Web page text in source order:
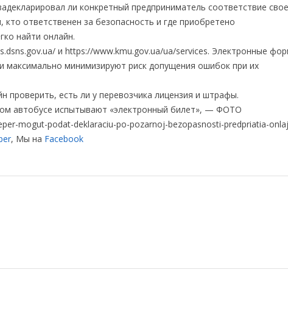
ли конкретный предприниматель соответствие
ответственен за безопасность и где приобретено
найти онлайн.
и https://www.kmu.gov.ua/ua/services. Электронные
максимально минимизируют риск допущения ошибок при их
есть ли у перевозчика лицензия и штрафы.
автобусе испытывают «электронный билет», — ФОТО
mogut-podat-deklaraciu-po-pozarnoj-bezopasnosti-predpriatia-
, Мы на Facebook